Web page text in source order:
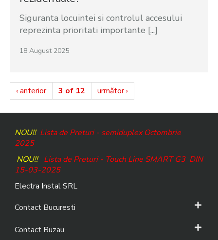
Siguranta locuintei si controlul accesului
reprezinta prioritati importante [...]
18 August 2025
‹ anterior 3 of 12 următor ›
NOU!! Lista de Preturi - semiduplex Octombrie
2025
NOU!! Lista de Preturi - Touch Line SMART G3DIN
15-03-2025
Electra Instal SRL
Contact Bucuresti
Contact Buzau